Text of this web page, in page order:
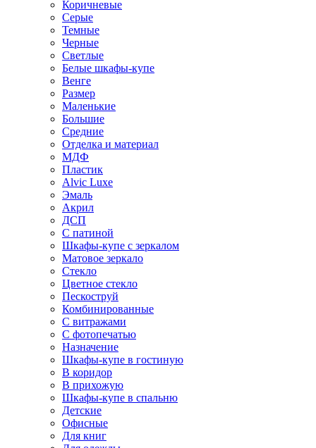
Коричневые
Серые
Темные
Черные
Светлые
Белые шкафы-купе
Венге
Размер
Маленькие
Большие
Средние
Отделка и материал
МДФ
Пластик
Alvic Luxe
Эмаль
Акрил
ДСП
С патиной
Шкафы-купе с зеркалом
Матовое зеркало
Стекло
Цветное стекло
Пескоструй
Комбинированные
С витражами
С фотопечатью
Назначение
Шкафы-купе в гостиную
В коридор
В прихожую
Шкафы-купе в спальню
Детские
Офисные
Для книг